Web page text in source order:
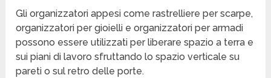
Gli organizzatori appesi come rastrelliere per scarpe,
organizzatori per gioielli e organizzatori per armadi
possono essere utilizzati per liberare spazio a terra e
sui piani di lavoro sfruttando lo spazio verticale su
pareti o sul retro delle porte.